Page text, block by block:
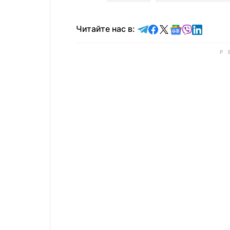
Читайте нас в: Читайте в Telegram
Читайте в
Читайте в X
Читайте в
Читайте